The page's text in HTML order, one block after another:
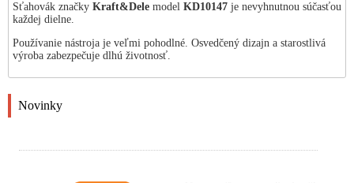
Sťahovák značky Kraft&Dele model KD10147 je nevyhnutnou súčasťou
každej dielne.
Používanie nástroja je veľmi pohodlné. Osvedčený dizajn a starostlivá
výroba zabezpečuje dlhú životnosť.
Novinky